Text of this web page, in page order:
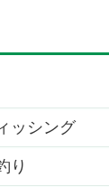
ッシング
り